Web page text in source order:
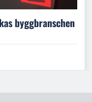
byggbranschen